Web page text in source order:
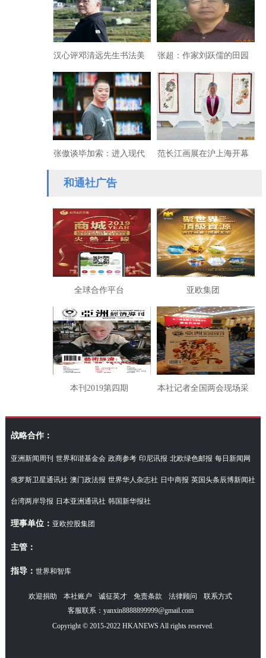
史？（朱其）
汉心评邓清远先生书法美
学：诗酒豪情写风华
张超：作家刘跃儒的田园
吟唱
张傲谈毕加索：进入现代
艺术的通路
范长江画展在沪上海开幕
和通社广告
全球合作平台 亚欧集团
本刊2019第四期 本社记者全国两会现场采
访湖南代表团
战略合作：
亚洲新闻周刊 世界和谐基金会 政商参考 印尼讯报 北欧绿色邮报 每日新闻网
俄罗斯卫星通讯社 澳门政法报 世界华人杂志社 日中商报 英国头条辰博新闻社
台湾两岸导报 日本亚洲通讯社 韩国新华报社
理事单位： 亚欧控股集团
主管：
指导： 世界和智库
欢迎捐助 本社账户 诚征英才 免责条款 法律顾问
联系方式
客服联系：yanxin8888899999@gmail.com
Copyright © 2015-2022 HKANEWS All rights reserved.